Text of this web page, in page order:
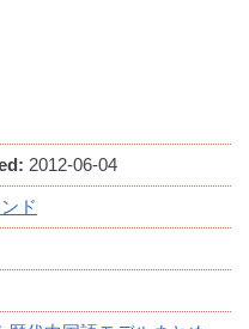
2012-06-04
ド